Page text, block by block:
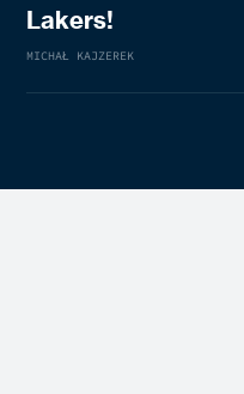
Lakers!
MICHAŁ KAJZEREK